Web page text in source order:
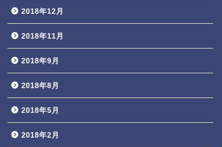
2018年12月
2018年11月
2018年9月
2018年8月
2018年5月
2018年2月